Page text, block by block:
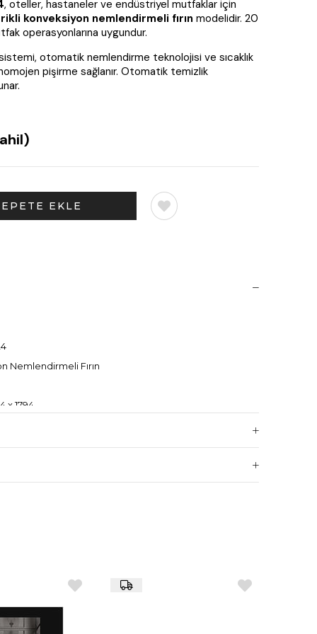
, oteller, hastaneler ve endüstriyel mutfaklar için
konveksiyon nemlendirmeli fırın modelidir. 20
operasyonlarına uygundur.
otomatik nemlendirme teknolojisi ve sıcaklık
pişirme sağlanır. Otomatik temizlik
Nemlendirmeli Fırın
x 1794